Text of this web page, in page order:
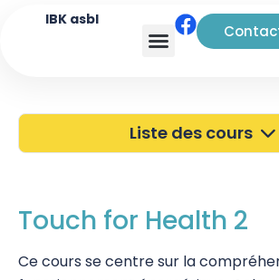
IBK asbl
Liste des cours
Portes Ouvertes
Touch for Health 2
Ce cours se centre sur la